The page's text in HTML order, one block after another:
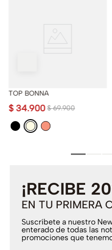
TOP BONNA
$ 69.900
$ 34.900
¡RECIBE
EN TU PRIMERA
Suscríbete a nuestro
enterado de todas las
promociones que